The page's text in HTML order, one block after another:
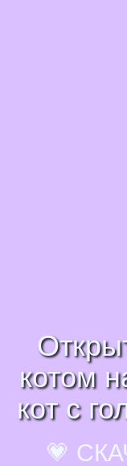
котом
кот с
💗